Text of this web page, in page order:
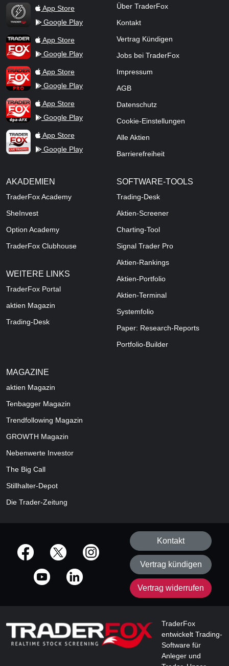
TraderFox Flash
App Store
Google Play
TraderFox AppApp Store
Google Play
TraderFox ProApp Store
Google Play
TraderFox dpa-AFX ProFeed
App Store
Google Play
TraderFox Live Trading
App Store
Google Play
Über TraderFox
Kontakt
Vertrag Kündigen
Jobs bei TraderFox
Impressum
AGB
Datenschutz
Cookie-Einstellungen
Alle Aktien
Barrierefreiheit
AKADEMIEN
TraderFox Academy
SheInvest
Option Academy
TraderFox Clubhouse
WEITERE LINKS
TraderFox Portal
aktien Magazin
Trading-Desk
SOFTWARE-TOOLS
Trading-Desk
Aktien-Screener
Charting-Tool
Signal Trader Pro
Aktien-Rankings
Aktien-Portfolio
Aktien-Terminal
Systemfolio
Paper: Research-Reports
Portfolio-Builder
MAGAZINE
aktien Magazin
Tenbagger Magazin
Trendfollowing Magazin
GROWTH Magazin
Nebenwerte Investor
The Big Call
Stillhalter-Depot
Die Trader-Zeitung
offizielle Social Media-Accounts
Kontakt
Vertrag kündigen
Vertrag widerrufen
TraderFox
entwickelt Trading-
Software für
Anleger und